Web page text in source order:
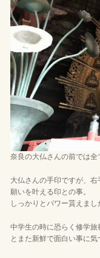
奈良の大仏さんの前では全
大仏さんの手印ですが、
願いを叶える印との事。
しっかりとパワー貰えまし
中学生の時に恐らく修学
とまた新鮮で面白い事に気